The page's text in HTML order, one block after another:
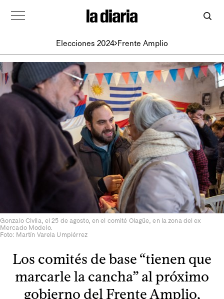
Elecciones 2024 Frente Amplio
Gonzalo Civila, el 25 de agosto, en el comité Olagüe, en la zona del ex
Mercado Modelo.
Foto: Martín Varela Umpiérrez
Los comités de base “tienen que
marcarle la cancha” al próximo
gobierno del Frente Amplio,